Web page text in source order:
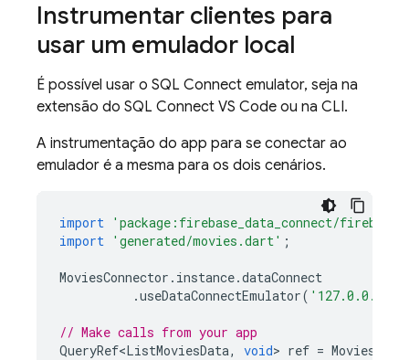
Instrumentar clientes para
usar um emulador local
É possível usar o SQL Connect emulator, seja na
extensão do SQL Connect VS Code ou na CLI.
A instrumentação do app para se conectar ao
emulador é a mesma para os dois cenários.
import 'package:firebase_data_connect/
import 'generated/movies.dart' ;
MoviesConnector . instance.dataConnect
.useDataConnectEmulator( '127.0.0.1'
// Make calls from your app
QueryRef<ListMoviesData, void> ref =